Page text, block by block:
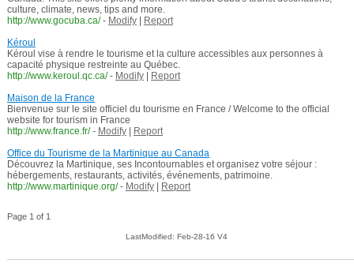
culture, climate, news, tips and more.
http://www.gocuba.ca/ - Modify|
Report
Kéroul
Kéroul vise à rendre le tourisme et la culture accessibles aux personnes à
capacité physique restreinte au Québec.
http://www.keroul.qc.ca/ - Modify|
Report
Maison de la France
Bienvenue sur le site officiel du tourisme en France / Welcome to the official
website for tourism in France
http://www.france.fr/ - Modify|
Report
Office du Tourisme de la Martinique au Canada
Découvrez la Martinique, ses Incontournables et organisez votre séjour :
hébergements, restaurants, activités, événements, patrimoine.
http://www.martinique.org/ - Modify| Report
Page 1 of 1
LastModified: Feb-28-16 V4